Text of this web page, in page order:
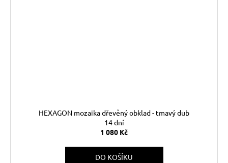
HEXAGON mozaika dřevěný obklad - tmavý dub
14 dní
1 080 Kč
DO KOŠÍKU